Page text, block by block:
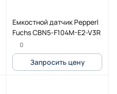
Емкостной датчик Pepperl
Fuchs CBN5-F104M-E2-V3R
0
Запросить цену